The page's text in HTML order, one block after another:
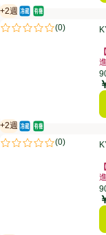
KYOZUKE 京都のお野
+2週
賞味・消費期限保証：
冷蔵食品
オーガニック/有機
(0)
評価は0件のレビューで
KYOZUKE 京都のお野
+2週
賞味・消費期限保証：
冷蔵食品
オーガニック/有機
(0)
評価は0件のレビューで